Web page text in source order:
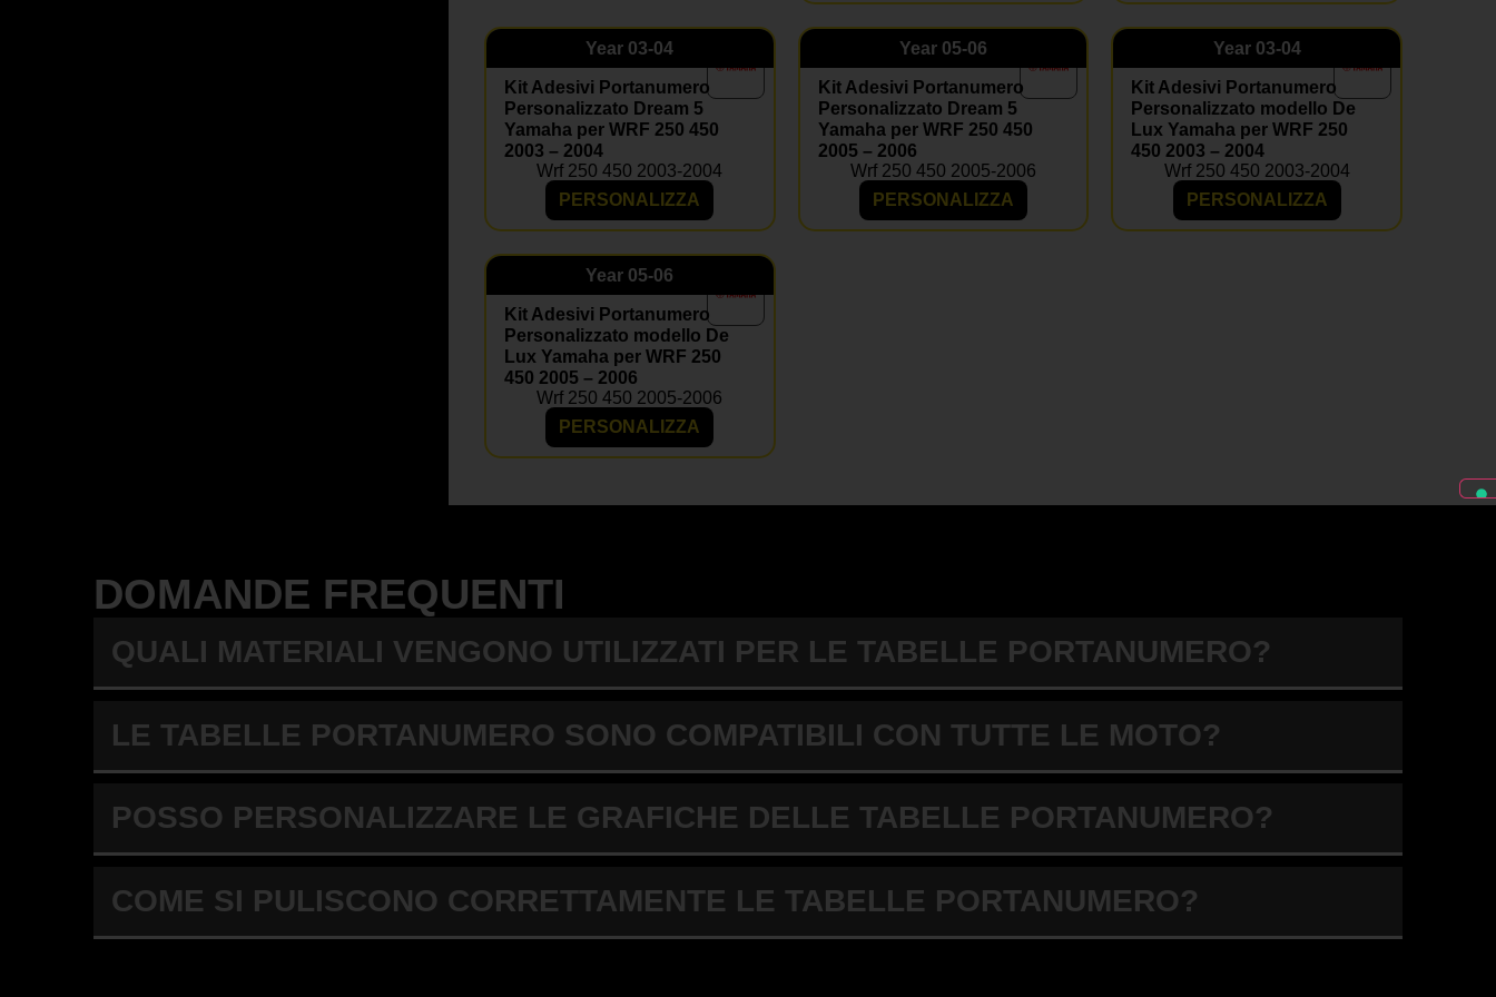
Year 03-04
Kit Adesivi Portanumero
Personalizzato Dream 5
Yamaha per WRF 250 450
2003 – 2004
Wrf 250 450 2003-2004
PERSONALIZZA
Year05-06
Kit Adesivi Portanumero
Personalizzato Dream 5
Yamaha per WRF 250 450
2005 – 2006
Wrf 250 450 2005-2006
PERSONALIZZA
Year03-04
Kit Adesivi Portanumero
Personalizzato modello De
Lux Yamaha per WRF 250
450 2003 – 2004
Wrf 250 450 2003-2004
PERSONALIZZA
Year 05-06
Kit Adesivi Portanumero
Personalizzato modello De
Lux Yamaha per WRF 250
450 2005 – 2006
Wrf 250 450 2005-2006
PERSONALIZZA
DOMANDE FREQUENTI
QUALI MATERIALI VENGONO UTILIZZATI PER LE TABELLE PORTANUMERO?
LE TABELLE PORTANUMERO SONO COMPATIBILI CON TUTTE LE MOTO?
POSSO PERSONALIZZARE LE GRAFICHE DELLE TABELLE PORTANUMERO?
COME SI PULISCONO CORRETTAMENTE LE TABELLE PORTANUMERO?